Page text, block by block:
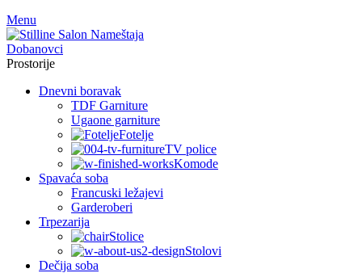
Menu
Prostorije
Dnevni boravak
TDF Garniture
Ugaone garniture
Fotelje
TV police
Komode
Spavaća soba
Francuski ležajevi
Garderoberi
Trpezarija
Stolice
Stolovi
Dečija soba